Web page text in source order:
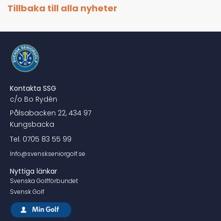
Tillbaka till alla nyheter
Kontakta SSG
c/o Bo Rydén
Pålsabacken 22, 434 97
Kungsbacka
Tel: 0705 83 55 99
Info@svenskseniorgolf.se
Nyttiga länkar
Svenska Golfförbundet
Svensk Golf